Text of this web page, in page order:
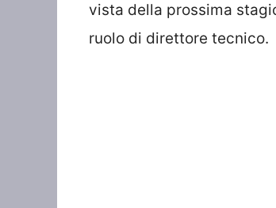
vista della prossima
ruolo di direttore tecnico.